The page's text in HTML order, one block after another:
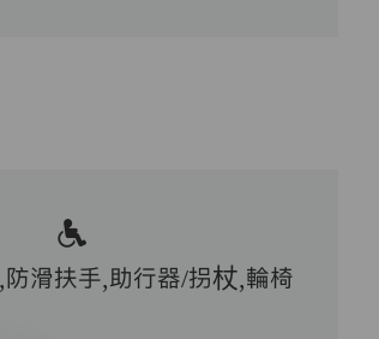
滑扶手,助行器/拐杖,輪椅